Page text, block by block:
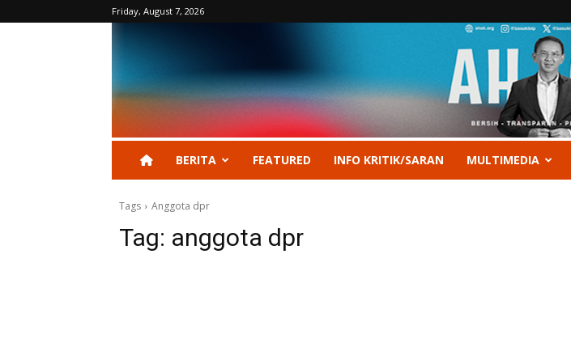
Friday, August 7, 2026
BERITA FEATURED INFO KRITIK/SARAN MULTIMEDIA
Tags Anggota dpr
Tag: anggota dpr